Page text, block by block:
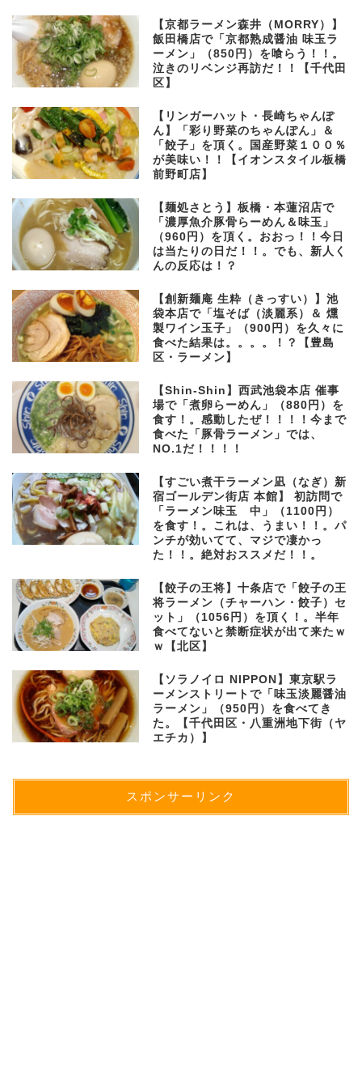
【京都ラーメン森井（MORRY）】
飯田橋店で「京都熟成醤油 味玉ラ
ーメン」（850円）を喰らう！！。
泣きのリベンジ再訪だ！！【千代田
区】
【リンガーハット・長崎ちゃんぽ
ん】「彩り野菜のちゃんぽん」＆
「餃子」を頂く。国産野菜１００％
が美味い！！【イオンスタイル板橋
前野町店】
【麺処さとう】板橋・本蓮沼店で
「濃厚魚介豚骨らーめん＆味玉」
（960円）を頂く。おおっ！！今日
は当たりの日だ！！。でも、新人く
んの反応は！？
【創新麺庵 生粋（きっすい）】池
袋本店で「塩そば（淡麗系）＆ 燻
製ワイン玉子」（900円）を久々に
食べた結果は。。。。！？【豊島
区・ラーメン】
【Shin-Shin】西武池袋本店 催事
場で「煮卵らーめん」（880円）を
食す！。感動したぜ！！！！今まで
食べた「豚骨ラーメン」では、
NO.1だ！！！！
【すごい煮干ラーメン凪（なぎ）新
宿ゴールデン街店 本館】 初訪問で
「ラーメン味玉 中」（1100円）
を食す！。これは、うまい！！。パ
ンチが効いてて、マジで凄かっ
た！！。絶対おススメだ！！。
【餃子の王将】十条店で「餃子の王
将ラーメン（チャーハン・餃子）セ
ット」（1056円）を頂く！。半年
食べてないと禁断症状が出て来たｗ
ｗ【北区】
【ソラノイロ NIPPON】東京駅ラ
ーメンストリートで「味玉淡麗醤油
ラーメン」（950円）を食べてき
た。【千代田区・八重洲地下街（ヤ
エチカ）】
スポンサーリンク